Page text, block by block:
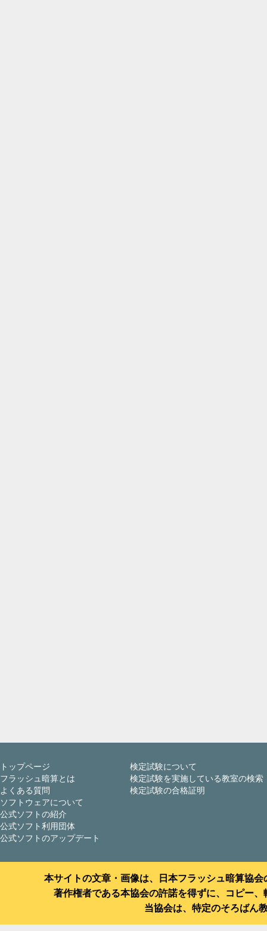
トップページ
フラッシュ暗算とは
よくある質問
ソフトウェアについて
公式ソフトの紹介
公式ソフト利用団体
公式ソフトのアップデート
検定試験について
検定試験を実施している教室の検索
検定試験の合格証明
本サイトの文章・画像は、日本フラッシュ暗算協
著作権者である本協会の許諾を得ずに、コピー
当協会は、特定のそろばん